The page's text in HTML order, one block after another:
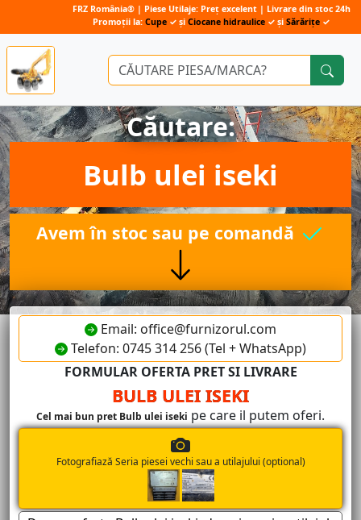
Căutare:
Bulb ulei iseki
Avem în stoc sau pe comandă
Email: office@furnizorul.com
Telefon: 0745 314 256 (Tel + WhatsApp)
FORMULAR OFERTA PRET SI LIVRARE
BULB ULEI ISEKI
Cel mai bun pret Bulb ulei iseki pe care il putem oferi.
Fotografiază Seria piesei vechi sau a utilajului (optional)
FRZ România® | Piese Utilaje: Preț excelent | Livrare din stoc 24h
Promoții la: Cupe ✓ și Ciocane hidraulice ✓ și Sărărițe ✓